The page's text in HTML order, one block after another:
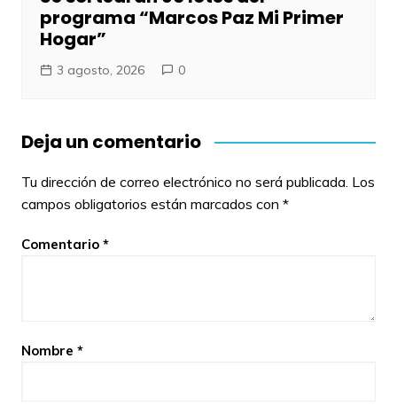
programa “Marcos Paz Mi Primer
Hogar”
3 agosto, 2026 0
Deja un comentario
Tu dirección de correo electrónico no será publicada. Los
campos obligatorios están marcados con *
Comentario *
Nombre *